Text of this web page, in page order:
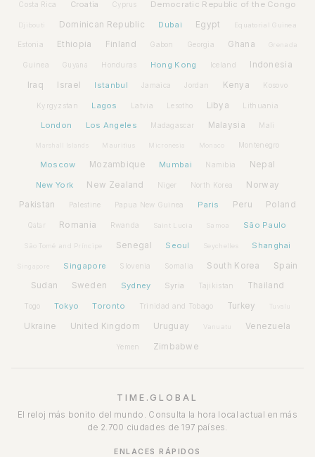
Costa Rica Croatia Cyprus Democratic Republic of the Congo
Djibouti Dominican Republic Dubai Egypt Equatorial Guinea
Estonia Ethiopia Finland Gabon Georgia Ghana Grenada
Guinea Guyana Honduras Hong Kong Iceland Indonesia
Iraq Israel Istanbul Jamaica Jordan Kenya Kosovo
Kyrgyzstan Lagos Latvia Lesotho Libya Lithuania
London Los Angeles Madagascar Malaysia Mali
Marshall Islands Mauritius Micronesia Monaco Montenegro
Moscow Mozambique Mumbai Namibia Nepal
New York New Zealand Niger North Korea Norway
Pakistan Palestine Papua New Guinea Paris Peru Poland
Qatar Romania Rwanda Saint Lucia Samoa São Paulo
São Tomé and Príncipe Senegal Seoul Seychelles Shanghai
Singapore Slovenia Somalia South Korea Spain
Sudan Sweden Sydney Syria Tajikistan Thailand
Togo Tokyo Toronto Trinidad and Tobago Turkey Tuvalu
Ukraine United Kingdom Uruguay Vanuatu Venezuela
Yemen Zimbabwe
TIME.GLOBAL
El reloj más bonito del mundo. Consulta la hora local actual en más
de 2.700 ciudades de 197 países.
ENLACES RÁPIDOS